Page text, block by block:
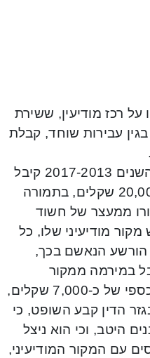
על רכז מודיעין, ששירת
עבירות שוחד, קבלת
מכתב האישום עולה, כי בין השנים 2017-2013 קיבל
השוטר סכום כספי בסך כ-20,000 שקלים, בתמורה
ממעצר של חשוד
מודיעיני שלו, כל
הורשע הנאשם בכך,
2017-2016 קיבל במירמה ממקור
מודיעיני שלו, מוצרים בשווי כספי של כ-7,000 שקלים,
הדין קבע השופט, כי
היטב, וכי הוא ניצל
עם המקור המודיעיני,